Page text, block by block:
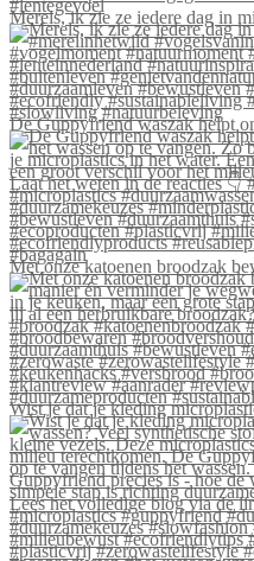
Merels, ik zie ze iedere dag in
De Guppyfriend waszak helpt
Met onze katoenen broodzak
Wist je dat je kleding